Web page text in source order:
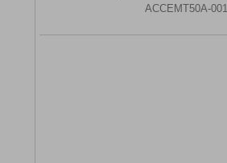
ACCEMT50A-001